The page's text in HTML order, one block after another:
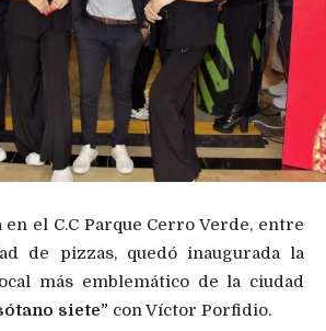
el C.C Parque Cerro Verde, entre
de pizzas, quedó inaugurada la
más emblemático de la ciudad
siete” con Víctor Porfidio.